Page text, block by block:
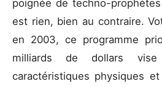
poignée de techno-
est rien, bien au contraire.
en 2003, ce programme
milliards de dollars
caractéristiques physiques